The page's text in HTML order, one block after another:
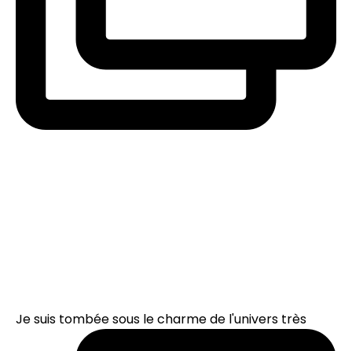
Je suis tombée sous le charme de l'univers très